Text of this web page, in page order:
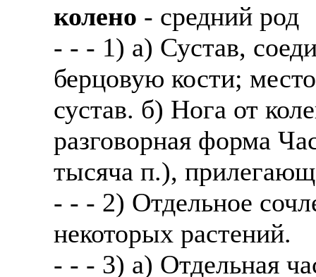
колено - средний род
- - - 1) а) Сустав,
берцовую кости;
сустав. б) Нога от
разговорная форма
тысяча п.),
- - - 2) Отдельное
некоторых растений.
- - - 3) а) Отдельная